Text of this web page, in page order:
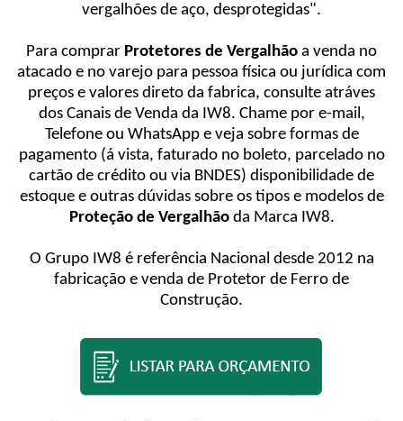
vergalhões de aço, desprotegidas".
Para comprar Protetores de Vergalhão a venda no
atacado e no varejo para pessoa física ou jurídica com
preços e valores direto da fabrica, consulte atráves
dos Canais de Venda da IW8. Chame por e-mail,
Telefone ou WhatsApp e veja sobre formas de
pagamento (á vista, faturado no boleto, parcelado no
cartão de crédito ou via BNDES) disponibilidade de
estoque e outras dúvidas sobre os tipos e modelos de
Proteção de Vergalhãoda Marca IW8.
O Grupo IW8 é referência Nacional desde 2012 na
fabricação e venda de Protetor de Ferro de
Construção.